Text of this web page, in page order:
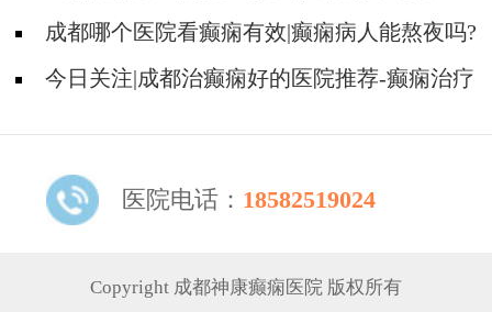
意什么?
成都哪个医院看癫痫有效|癫痫病人能熬夜吗?
今日关注|成都治癫痫好的医院推荐-癫痫治疗
医院电话： 18582519024
Copyright 成都神康癫痫医院 版权所有